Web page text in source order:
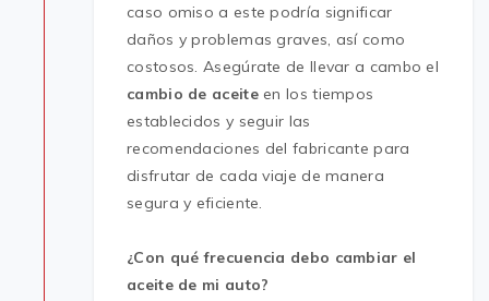
caso omiso a este podría significar
daños y problemas graves, así como
costosos. Asegúrate de llevar a cambo el
cambio de aceite en los tiempos
establecidos y seguir las
recomendaciones del fabricante para
disfrutar de cada viaje de manera
segura y eficiente.
¿Con qué frecuencia debo cambiar el
aceite de mi auto?